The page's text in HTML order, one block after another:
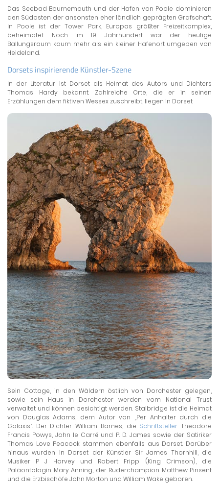
Das Seebad Bournemouth und der Hafen von Poole dominieren
den Südosten der ansonsten eher ländlich geprägten Grafschaft.
In Poole ist der Tower Park, Europas größter Freizeitkomplex,
beheimatet. Noch im 19. Jahrhundert war der heutige
Ballungsraum kaum mehr als ein kleiner Hafenort umgeben von
Heideland.
Dorsets inspirierende Künstler-Szene
In der Literatur ist Dorset als Heimat des Autors und Dichters
Thomas Hardy bekannt. Zahlreiche Orte, die er in seinen
Erzählungen dem fiktiven Wessex zuschreibt, liegen in Dorset.
Sein Cottage, in den Wäldern östlich von Dorchester gelegen,
sowie sein Haus in Dorchester werden vom National Trust
verwaltet und können besichtigt werden. Stalbridge ist die Heimat
von Douglas Adams, dem Autor von „Per Anhalter durch die
Galaxis“. Der Dichter William Barnes, die Schriftsteller Theodore
Francis Powys, John le Carré und P. D. James sowie der Satiriker
Thomas Love Peacock stammen ebenfalls aus Dorset. Darüber
hinaus wurden in Dorset der Künstler Sir James Thornhill, die
Musiker P J Harvey und Robert Fripp (King Crimson), die
Paläontologin Mary Anning, der Ruderchampion Matthew Pinsent
und die Erzbischöfe John Morton und William Wake geboren.